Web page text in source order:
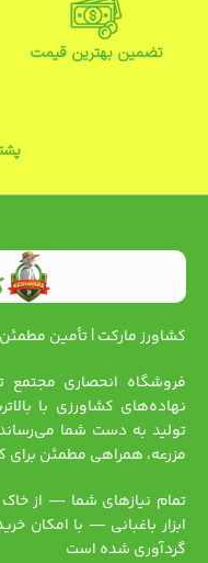
تضمین بهترین قیمت
کشاورز مارکت | تأمین
فروشگاه انحصاری مجتمع
نهاده‌های کشاورزی با
تولید به دست شما
مزرعه، همراهی مطمئن برای
تمام نیازهای شما — از
ابزار باغبانی — با امکان
گردآوری شده است